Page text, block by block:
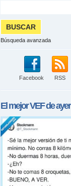
Búsqueda avanzada
Facebook RSS
El mejorVEFde ayer